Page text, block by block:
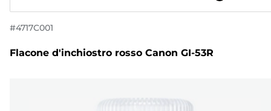
#4717C001
Flacone d'inchiostro rosso Canon GI-53R